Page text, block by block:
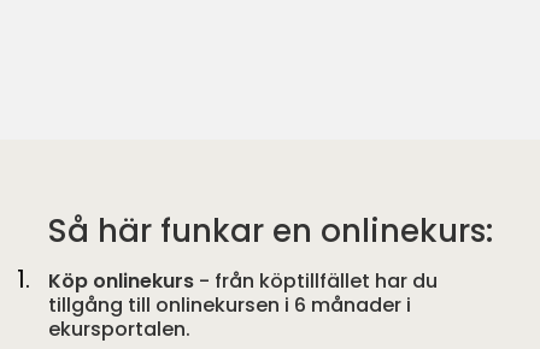
Så här funkar en onlinekurs:
Köp onlinekurs - från köptillfället har du
tillgång till onlinekursen i 6 månader i
ekursportalen.